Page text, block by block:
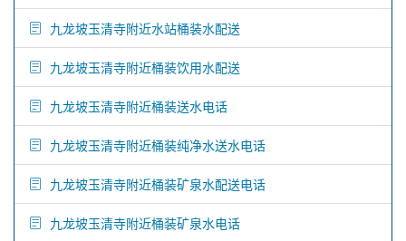
九龙坡玉清寺附近水站桶装水配送
九龙坡玉清寺附近桶装饮用水配送
九龙坡玉清寺附近桶装送水电话
九龙坡玉清寺附近桶装纯净水送水电话
九龙坡玉清寺附近桶装矿泉水配送电话
九龙坡玉清寺附近桶装矿泉水电话